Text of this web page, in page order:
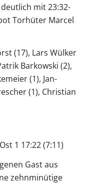
mit 23:32-
Torhüter Marcel
(17), Lars Wülker
Barkowski (2),
(1), Jan-
(1), Christian
1 17:22 (7:11)
Gast aus
zehnminütige